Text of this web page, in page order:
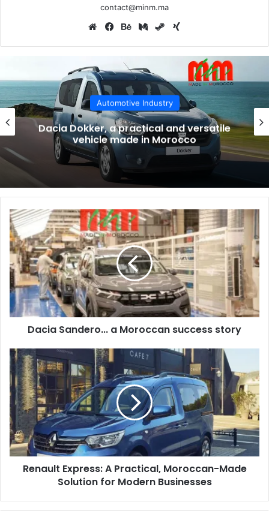
contact@minm.ma
WebsiteFacebook
BehanceMediumSteam
Automotive Industry
NamX… Pionier van waterstof luxe
Marokkaanse roots
Dacia
Sandero...
a
Moroccan
success
story
Dacia Sandero... a Moroccan success story
Renault
Express:
Practical,
Moroccan-
Made
Solution
for
Modern
Businesses
Renault Express: A Practical, Moroccan-Made
Solution for Modern Businesses